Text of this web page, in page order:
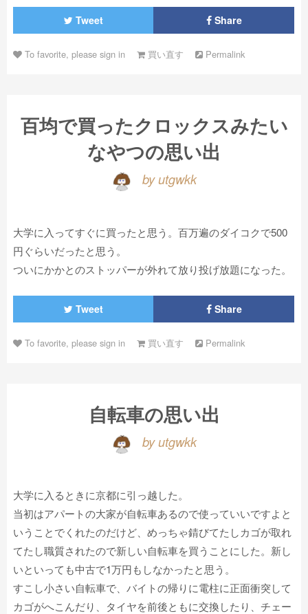
Tweet Share
To favorite, please sign in 買い直す Permalink
百均で買ったクロックスみたい
なやつの思い出
by utgwkk
大学に入ってすぐに買ったと思う。百万遍のダイコクで500
円ぐらいだったと思う。
ついにかかとのストッパーが外れて放り投げ放題になった。
Tweet Share
To favorite, please sign in 買い直す Permalink
自転車の思い出
by utgwkk
大学に入るときに京都に引っ越した。
当初はアパートの大家が自転車あるので使っていいですよと
いうことでくれたのだけど、めっちゃ錆びてたしカゴが取れ
てたし職質されたので新しい自転車を買うことにした。新し
いといっても中古で1万円もしなかったと思う。
すこし小さい自転車で、バイトの帰りに電柱に正面衝突して
カゴがへこんだり、タイヤを前後ともに交換したり、チェー